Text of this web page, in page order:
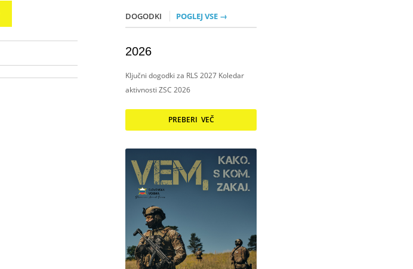
DOGODKI POGLEJ VSE →
2026
Ključni dogodki za RLS 2027 Koledar
aktivnosti ZSC 2026
PREBERI VEČ